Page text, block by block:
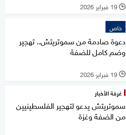
l 19 فبراير 2026
خاص
دعوة صادمة من سموتريتش.. تهجير
وضم كامل للضفة
l 19 فبراير 2026
غرفة الأخبار
سموتريتش يدعو لتهجير الفلسطينيين
من الضفة وغزة